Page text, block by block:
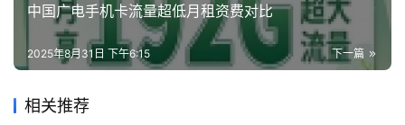
中国广电手机卡流量超低月租资费对比
下一篇
2025年8月31日 下午6:15
相关推荐